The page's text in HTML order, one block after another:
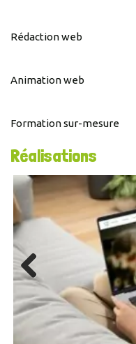
Rédaction web
Animation web
Formation sur-mesure
Réalisations
Previous